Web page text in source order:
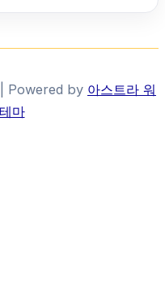
Powered by 아스트라 워
마